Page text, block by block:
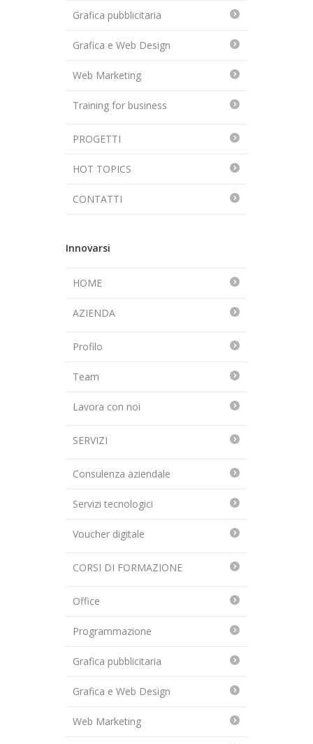
Grafica pubblicitaria
Grafica e Web Design
Web Marketing
Training for business
PROGETTI
HOT TOPICS
CONTATTI
Innovarsi
HOME
AZIENDA
Profilo
Team
Lavora con noi
SERVIZI
Consulenza aziendale
Servizi tecnologici
Voucher digitale
CORSI DI FORMAZIONE
Office
Programmazione
Grafica pubblicitaria
Grafica e Web Design
Web Marketing